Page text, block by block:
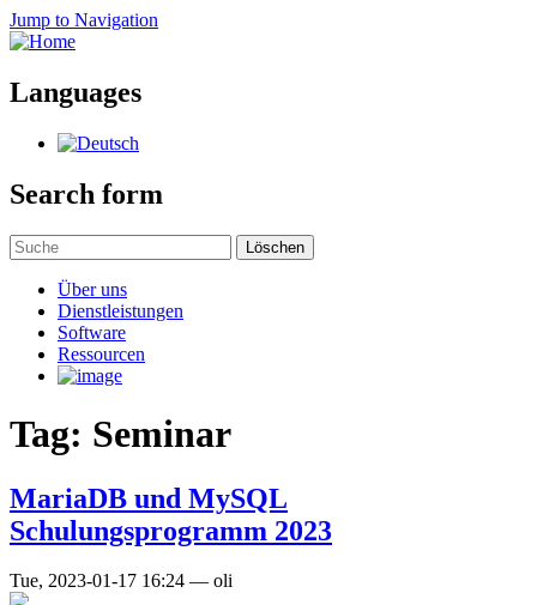
Jump to Navigation
Languages
Search form
Löschen
Über uns
Dienstleistungen
Software
Ressourcen
Tag: Seminar
MariaDB und MySQL
Schulungsprogramm 2023
Tue, 2023-01-17 16:24 — oli